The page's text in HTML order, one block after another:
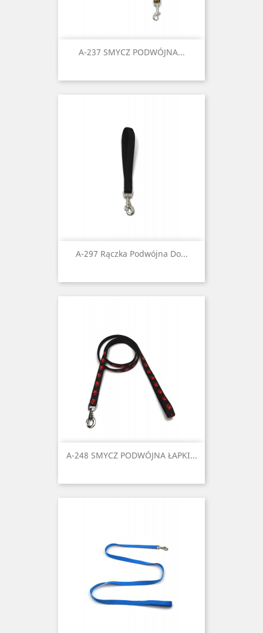
A-237 SMYCZ PODWÓJNA...
A-297 Rączka Podwójna Do...
A-248 SMYCZ PODWÓJNA ŁAPKI...